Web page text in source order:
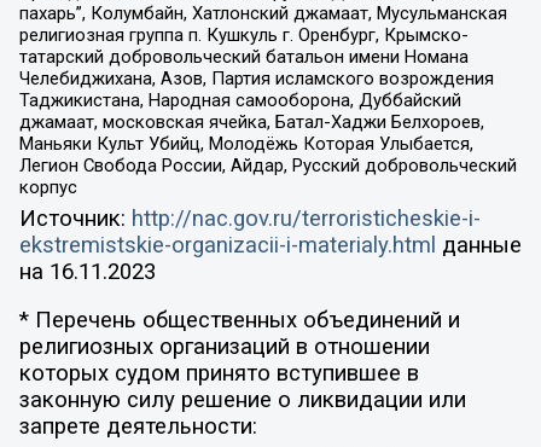
пахарь”, Колумбайн, Хатлонский джамаат, Мусульманская
религиозная группа п. Кушкуль г. Оренбург, Крымско-
татарский добровольческий батальон имени Номана
Челебиджихана, Азов, Партия исламского возрождения
Таджикистана, Народная самооборона, Дуббайский
джамаат, московская ячейка, Батал-Хаджи Белхороев,
Маньяки Культ Убийц, Молодёжь Которая Улыбается,
Легион Свобода России, Айдар, Русский добровольческий
корпус
Источник: http://nac.gov.ru/terroristicheskie-i-
ekstremistskie-organizacii-i-materialy.html данные
на 16.11.2023
* Перечень общественных объединений и
религиозных организаций в отношении
которых судом принято вступившее в
законную силу решение о ликвидации или
запрете деятельности: